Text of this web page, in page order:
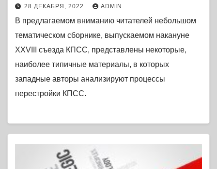
28 ДЕКАБРЯ, 2022 ADMIN
В предлагаемом вниманию читателей небольшом
тематическом сборнике, выпускаемом накануне
XXVIII съезда КПСС, представлены некоторые,
наиболее типичные материалы, в которых
западные авторы анализируют процессы
перестройки КПСС.